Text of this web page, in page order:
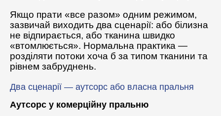
Якщо прати «все разом» одним режимом,
зазвичай виходить два сценарії: або білизна
не відпирається, або тканина швидко
«втомлюється». Нормальна практика —
розділяти потоки хоча б за типом тканини та
рівнем забруднень.
Два сценарії — аутсорс або власна пральня
Аутсорс у комерційну пральню